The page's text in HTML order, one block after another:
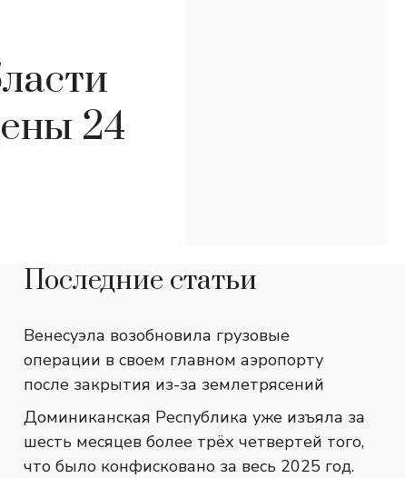
24
Последние статьи
Венесуэла возобновила грузовые
операции в своем главном аэропорту
после закрытия из-за землетрясений
Доминиканская Республика уже изъяла за
шесть месяцев более трёх четвертей того,
что было конфисковано за весь 2025 год.